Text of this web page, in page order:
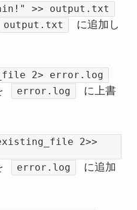
>> output.txt
output.txt
に追加し
2> error.log
error.log
に上書
2>>
error.log
に追加